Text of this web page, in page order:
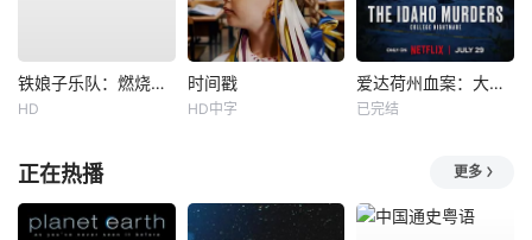
铁娘子乐队：燃烧雄心
HD
时间戳
HD中字
爱达荷州血案：大学梦魇
已完结
正在热播 更多